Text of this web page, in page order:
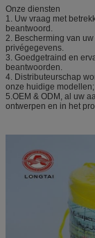
Onze diensten
1. Uw vraag met
beantwoord.
2. Bescherming van
privégegevens.
3. Goedgetraind en
beantwoorden.
4. Distributeurschap
onze huidige modellen;
5.OEM & ODM, al uw
ontwerpen en in het